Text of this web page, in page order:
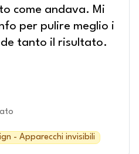
come andava. Mi
per pulire meglio i
tanto il risultato.
- Apparecchi invisibili